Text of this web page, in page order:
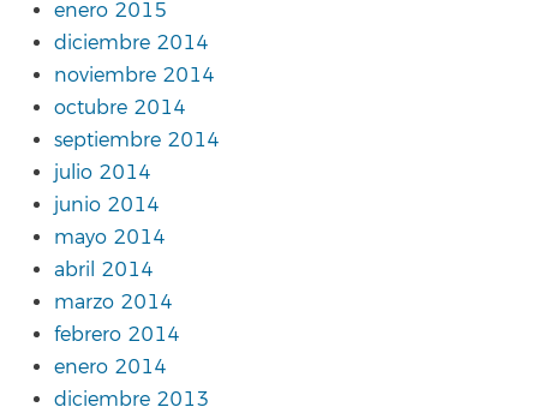
enero 2015
diciembre 2014
noviembre 2014
octubre 2014
septiembre 2014
julio 2014
junio 2014
mayo 2014
abril 2014
marzo 2014
febrero 2014
enero 2014
diciembre 2013